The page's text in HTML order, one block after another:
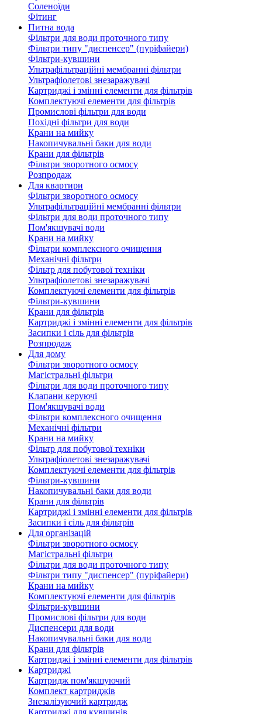
Соленоїди
Фітинг
Питна вода
Фільтри для води проточного типу
Фільтри типу "диспенсер" (пуріфайери)
Фільтри-кувшини
Ультрафільтраційні мембранні фільтри
Ультрафіолетові знезаражувачі
Картриджі і змінні елементи для фільтрів
Комплектуючі елементи для фільтрів
Промислові фільтри для води
Похідні фільтри для води
Крани на мийку
Накопичувальні баки для води
Крани для фільтрів
Фільтри зворотного осмосу
Розпродаж
Для квартири
Фільтри зворотного осмосу
Ультрафільтраційні мембранні фільтри
Фільтри для води проточного типу
Пом'якшувачі води
Крани на мийку
Фільтри комплексного очищення
Механічні фільтри
Фільтр для побутової техніки
Ультрафіолетові знезаражувачі
Комплектуючі елементи для фільтрів
Фільтри-кувшини
Крани для фільтрів
Картриджі і змінні елементи для фільтрів
Засипки і сіль для фільтрів
Розпродаж
Для дому
Фільтри зворотного осмосу
Магістральні фільтри
Фільтри для води проточного типу
Клапани керуючі
Пом'якшувачі води
Фільтри комплексного очищення
Механічні фільтри
Крани на мийку
Фільтр для побутової техніки
Ультрафіолетові знезаражувачі
Комплектуючі елементи для фільтрів
Фільтри-кувшини
Накопичувальні баки для води
Крани для фільтрів
Картриджі і змінні елементи для фільтрів
Засипки і сіль для фільтрів
Для організацій
Фільтри зворотного осмосу
Магістральні фільтри
Фільтри для води проточного типу
Фільтри типу "диспенсер" (пуріфайери)
Крани на мийку
Комплектуючі елементи для фільтрів
Фільтри-кувшини
Промислові фільтри для води
Диспенсери для води
Накопичувальні баки для води
Крани для фільтрів
Картриджі і змінні елементи для фільтрів
Картриджі
Картридж пом'якшуючий
Комплект картриджів
Знезалізуючий картридж
Картриджі для кувшинів